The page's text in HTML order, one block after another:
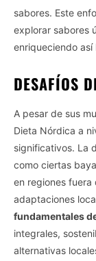
sabores. Este
explorar sabores
enriqueciendo así
DESAFÍOS
A pesar de sus
Dieta Nórdica a
significativos. La
como ciertas
en regiones fuera
adaptaciones
fundamentales
integrales,
alternativas